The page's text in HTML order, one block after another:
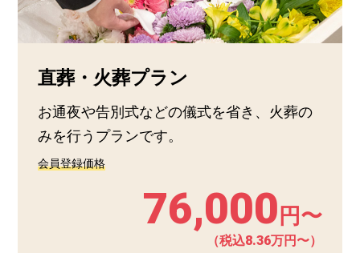
直葬・火葬プラン
お通夜や告別式などの儀式を省き、火葬の
みを行うプランです。
会員登録価格
76,000 円〜
（税込8.36万円〜）